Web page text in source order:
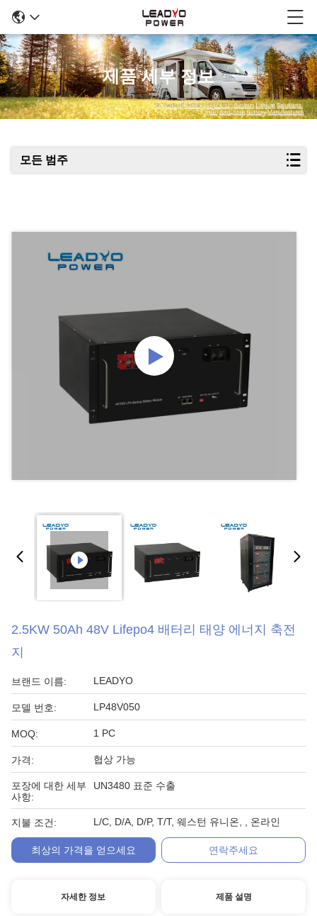
제품 세부 정보
모든 범주
2.5KW 50Ah 48V Lifepo4 배터리 태양 에너지 축전
지
브랜드 이름: LEADYO
모델 번호: LP48V050
MOQ: 1 PC
가격: 협상 가능
포장에 대한 세부
사항:
UN3480 표준 수출
지불 조건: L/C, D/A, D/P, T/T, 웨스턴 유니온, , 온라인
최상의 가격을 얻으세요 연락주세요
자세한 정보 제품 설명